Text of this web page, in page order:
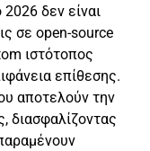
δεν είναι
σε open-source
ιστότοπος
επίθεσης.
αποτελούν την
διασφαλίζοντας